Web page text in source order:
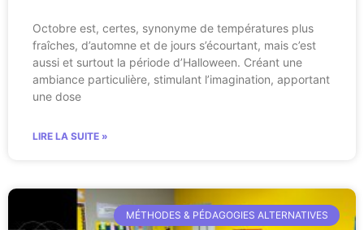
Octobre est, certes, synonyme de températures plus
fraîches, d’automne et de jours s’écourtant, mais c’est
aussi et surtout la période d’Halloween. Créant une
ambiance particulière, stimulant l’imagination, apportant
une dose
LIRE LA SUITE »
MÉTHODES & PÉDAGOGIES ALTERNATIVES